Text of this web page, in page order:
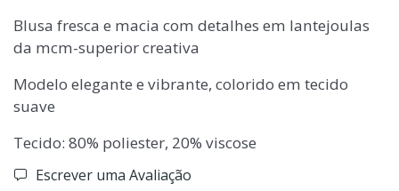
Blusa fresca e macia com detalhes em lantejoulas
da mcm-superior creativa
Modelo elegante e vibrante, colorido em tecido
suave
Tecido: 80% poliester, 20% viscose
Escrever uma Avaliação